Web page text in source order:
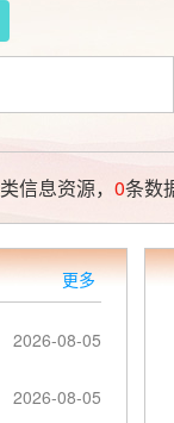
类信息资源， 0条数
更多
2026-08-05
2026-08-05